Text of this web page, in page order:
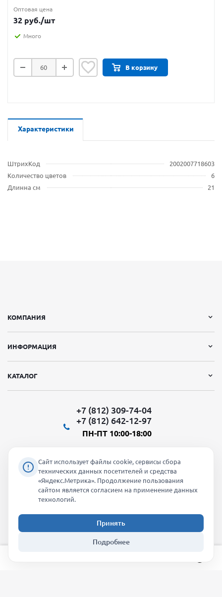
Оптовая цена
32 руб./шт
Много
В корзину
Характеристики
ШтрихКод
2002007718603
Количество цветов
6
Длинна см
21
КОМПАНИЯ
ИНФОРМАЦИЯ
КАТАЛОГ
+7 (812) 309-74-04
+7 (812) 642-12-97
ПН-ПТ 10:00-18:00
Мы в социальных сетях:
2026 © "Молти" - оптовый магазин
info@molti-shop.ru
Сайт использует файлы cookie, сервисы сбора
технических данных посетителей и средства
«Яндекс.Метрика». Продолжение пользования
сайтом является согласием на применение данных
технологий.
Принять
Подробнее